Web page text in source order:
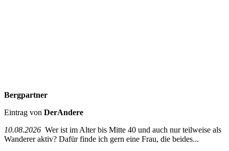
Bergpartner
Eintrag von DerAndere
10.08.2026 Wer ist im Alter bis Mitte 40 und auch nur teilweise als
Wanderer aktiv? Dafür finde ich gern eine Frau, die beides...